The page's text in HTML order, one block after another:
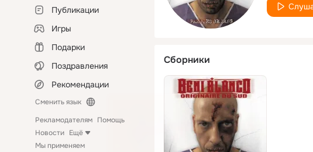
Публикации
Игры
Подарки
Поздравления
Рекомендации
Сменить язык
Рекламодателям Помощь
Новости Ещё
Мы применяем
Сборники